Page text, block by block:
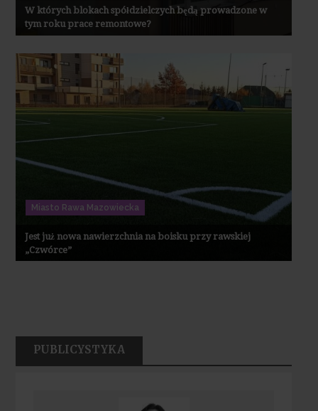
W których blokach spółdzielczych będą prowadzone w
tym roku prace remontowe?
Miasto Rawa Mazowiecka
Jest już nowa nawierzchnia na boisku przy rawskiej
„Czwórce”
PUBLICYSTYKA